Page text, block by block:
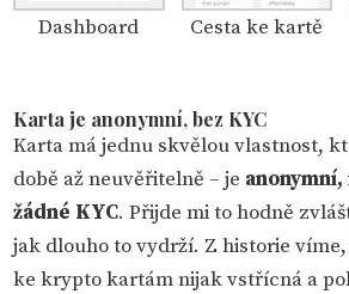
Dashboard Cesta ke kartě
Karta je anonymní, bez KYC
Karta má jednu skvělou vlastnost,
době až neuvěřitelně – je anonymní,
žádné KYC. Přijde mi to hodně
jak dlouho to vydrží. Z historie víme,
ke krypto kartám nijak vstřícná a